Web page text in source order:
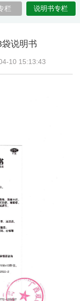
栏 说明书专栏
说明书
10 15:13:43